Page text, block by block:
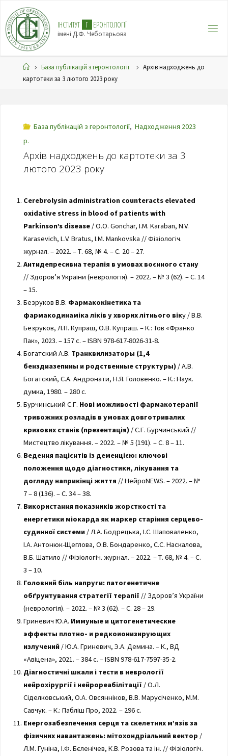
ІНСТИТУТ Г ЕРОНТОЛОГІЇ
імені Д.Ф. Чеботарьова
База публікацій з геронтології
Архів надходжень до
картотеки за 3 лютого 2023 року
База публікацій з геронтології, Надходження 2023
р.
Архів надходжень до картотеки за 3
лютого 2023 року
Cerebrolysin administration counteracts elevated
oxidative stress in blood of patients with
Parkinson’s disease/ O.O. Gonchar, I.M. Karaban, N.V.
Karasevich, L.V. Bratus, I.M. Mankovska // Фізіологіч.
журнал. – 2022. – Т. 68, № 4. – С. 20 – 27.
Антидепресивна терапія в умовах воєнного стану
// Здоров’я України (неврологія). – 2022. – № 3 (62). – С. 14
– 15.
Безруков В.В. Фармакокінетика та
фармакодинаміка ліків у хворих літнього віку / В.В.
Безруков, Л.П. Купраш, О.В. Купраш. – К.: Тов «Франко
Пак», 2023. – 157 с. – ISBN 978-617-8026-31-8.
Богатский А.В. Транквилизаторы (1,4
бенздиазепины и родственные структуры)/ А.В.
Богатский, С.А. Андронати, Н.Я. Головенко. – К.: Наук.
думка, 1980. – 280 с.
Бурчинський С.Г. Нові можливості фармакотерапії
тривожних розладів в умовах довготривалих
кризових станів (презентація)/ С.Г. Бурчинський //
Мистецтво лікування. – 2022. – № 5 (191). – С. 8 – 11.
Ведення пацієнтів із деменцією: ключові
положення щодо діагностики, лікування та
догляду наприкінці життя // НейроNEWS. – 2022. – №
7 – 8 (136). – С. 34 – 38.
Використання показників жорсткості та
енергетики міокарда як маркер старіння серцево-
судинної системи/ Л.А. Бодрецька, І.С. Шаповаленко,
І.А. Антонюк-Щеглова, О.В. Бондаренко, С.С. Наскалова,
В.Б. Шатило // Фізіологіч. журнал. – 2022. – Т. 68, № 4. – С.
3 – 10.
Головний біль напруги: патогенетичне
обґрунтування стратегії терапії // Здоров’я України
(неврологія). – 2022. – № 3 (62). – С. 28 – 29.
Гриневич Ю.А. Иммуные и цитогенетические
эффекты плотно- и редкоионизирующих
излучений/ Ю.А. Гриневич, Э.А. Демина. – К., ВД
«Авіцена», 2021. – 384 с. – ISBN 978-617-7597-35-2.
Діагностичні шкали і тести в неврології
нейрохірургії і нейрореабілітації / О.Л.
Сіделковський, О.А. Овсянніков, В.В. Марусіченко, М.М.
Савчук. – К.: Пабліш Про, 2022. – 296 с.
Енергозабезпечення серця та скелетних м’язів за
фізичних навантажень: мітохондріальний вектор /
Л.М. Гуніна, І.Ф. Бєленічев, К.В. Розова та ін. // Фізіологіч.